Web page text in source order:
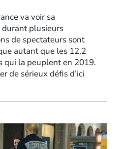
va voir sa
plusieurs
de spectateurs sont
autant que les 12,2
qui la peuplent en 2019.
de sérieux défis d’ici